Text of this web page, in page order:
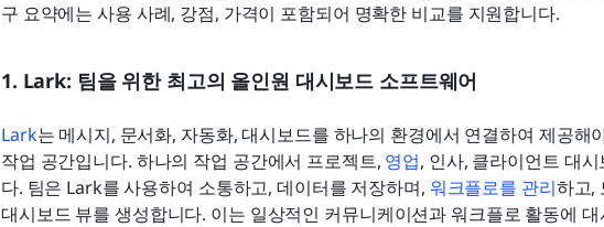
구 요약에는 사용 사례, 강점, 가격이 포함되어 명확한 비교를 지원합니다.
1. Lark: 팀을 위한 최고의 올인원 대시보드 소프트웨어
Lark는 메시지, 문서화, 자동화, 대시보드를 하나의 환경에서 연결하여 제공해
작업 공간입니다. 하나의 작업 공간에서 프로젝트, 영업, 인사, 클라이언트 대
다. 팀은 Lark를 사용하여 소통하고, 데이터를 저장하며, 워크플로를 관리하고,
대시보드 뷰를 생성합니다. 이는 일상적인 커뮤니케이션과 워크플로 활동에